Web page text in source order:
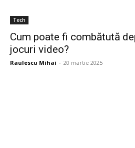
Tech
Cum poate fi combătută
jocuri video?
Raulescu Mihai - 20 martie 2025